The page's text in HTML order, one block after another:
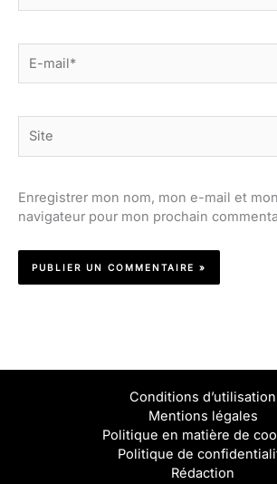
mail*
Enregistrer mon nom, mon e-mail et
navigateur pour mon prochain
Conditions d’utilisation
Mentions légales
Politique en matière de
Politique de
Rédaction